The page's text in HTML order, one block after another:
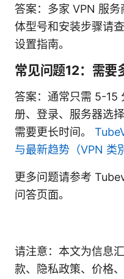
答案：多家 VPN 服
体型号和安装步骤请
设置指南。
常见问题12：需要
答案：通常只需 5-15
册、登录、服务器选
需要更长时间。
与最新趋势（VPN 类
更多问题请参考
问答页面。
请注意：本文为信息
款、隐私政策、价格